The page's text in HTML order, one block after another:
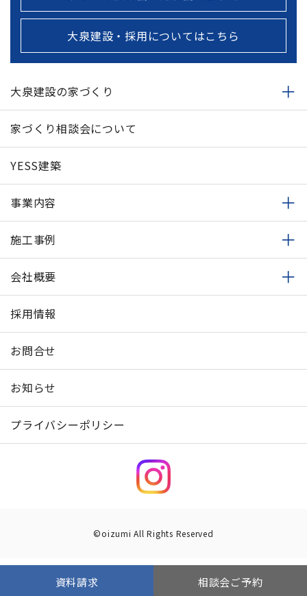
大泉建設・採用についてはこちら
大泉建設の家づくり
家づくり相談会について
YESS建築
事業内容
施工事例
会社概要
採用情報
お問合せ
お知らせ
プライバシーポリシー
©oizumi All Rights Reserved
資料請求 相談会ご予約